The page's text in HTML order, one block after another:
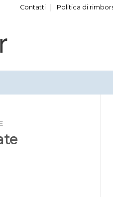
Contatti Politica di